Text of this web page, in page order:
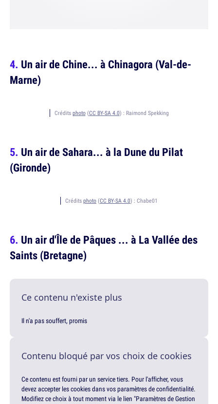
Un air de Chine... à Chinagora (Val-de-
Marne)
Crédits photo(CC BY-SA 4.0) : Raimond Spekking
Un air de Sahara... à la Dune du Pilat
(Gironde)
Crédits photo (CC BY-SA 4.0) : Chabe01
Un air d'Île de Pâques ... à La Vallée des
Saints (Bretagne)
Ce contenu n'existe plus
Il n'a pas souffert, promis
Contenu bloqué par vos choix de cookies
Ce contenu est fourni par un service tiers. Pour l'afficher, vous
devez accepter les cookies dans vos paramètres de confidentialité.
Modifiez ce choix à tout moment via le lien "Paramètres de Gestion